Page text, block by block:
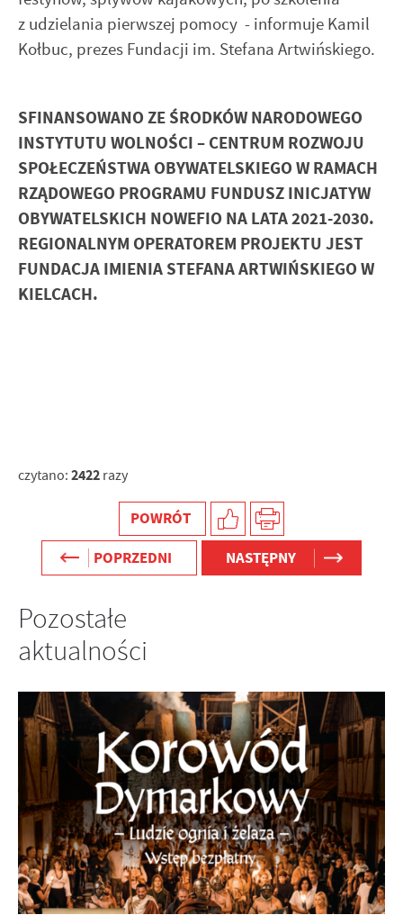
z udzielania pierwszej pomocy - informuje Kamil
Kołbuc, prezes Fundacji im. Stefana Artwińskiego.
SFINANSOWANO ZE ŚRODKÓW NARODOWEGO
INSTYTUTU WOLNOŚCI – CENTRUM ROZWOJU
SPOŁECZEŃSTWA OBYWATELSKIEGO W RAMACH
RZĄDOWEGO PROGRAMU FUNDUSZ INICJATYW
OBYWATELSKICH NOWEFIO NA LATA 2021-2030.
REGIONALNYM OPERATOREM PROJEKTU JEST
FUNDACJA IMIENIA STEFANA ARTWIŃSKIEGO W
KIELCACH.
czytano: 2422 razy
POWRÓT
POPRZEDNI
NASTĘPNY
Pozostałe
aktualności